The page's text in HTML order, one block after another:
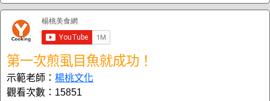
第一次煎虱目魚就成功！
示範老師： 楊桃文化
觀看次數：15851